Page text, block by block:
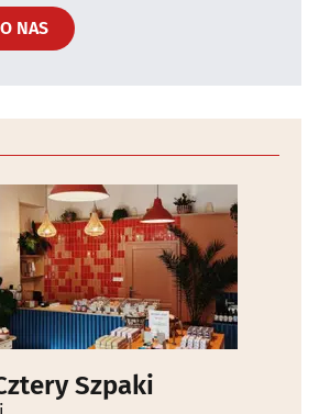
NAS
Szpaki